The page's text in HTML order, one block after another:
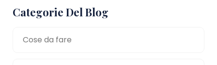
Categorie Del Blog
Cose da fare